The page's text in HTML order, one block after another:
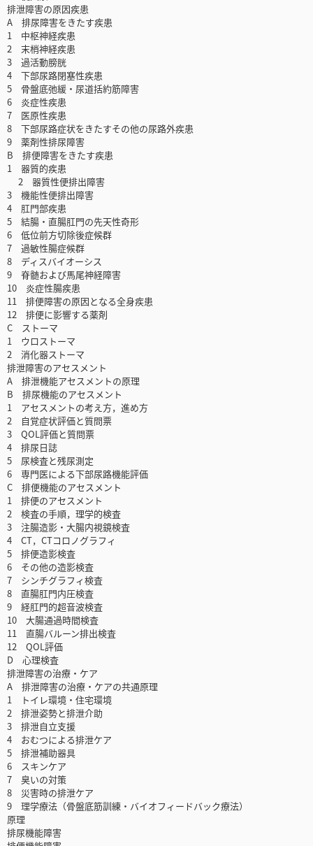
排泄障害の原因疾患
A 排尿障害をきたす疾患
1 中枢神経疾患
2 末梢神経疾患
3 過活動膀胱
4 下部尿路閉塞性疾患
5 骨盤底弛緩・尿道括約筋障害
6 炎症性疾患
7 医原性疾患
8 下部尿路症状をきたすその他の尿路外疾患
9 薬剤性排尿障害
B 排便障害をきたす疾患
1 器質的疾患
2 器質性便排出障害
3 機能性便排出障害
4 肛門部疾患
5 結腸・直腸肛門の先天性奇形
6 低位前方切除後症候群
7 過敏性腸症候群
8 ディスバイオーシス
9 脊髄および馬尾神経障害
10 炎症性腸疾患
11 排便障害の原因となる全身疾患
12 排便に影響する薬剤
C ストーマ
1 ウロストーマ
2 消化器ストーマ
排泄障害のアセスメント
A 排泄機能アセスメントの原理
B 排尿機能のアセスメント
1 アセスメントの考え方，進め方
2 自覚症状評価と質問票
3 QOL評価と質問票
4 排尿日誌
5 尿検査と残尿測定
6 専門医による下部尿路機能評価
C 排便機能のアセスメント
1 排便のアセスメント
2 検査の手順，理学的検査
3 注腸造影・大腸内視鏡検査
4 CT，CTコロノグラフィ
5 排便造影検査
6 その他の造影検査
7 シンチグラフィ検査
8 直腸肛門内圧検査
9 経肛門的超音波検査
10 大腸通過時間検査
11 直腸バルーン排出検査
12 QOL評価
D 心理検査
排泄障害の治療・ケア
A 排泄障害の治療・ケアの共通原理
1 トイレ環境・住宅環境
2 排泄姿勢と排泄介助
3 排泄自立支援
4 おむつによる排泄ケア
5 排泄補助器具
6 スキンケア
7 臭いの対策
8 災害時の排泄ケア
9 理学療法（骨盤底筋訓練・バイオフィードバック療法）
原理
排尿機能障害